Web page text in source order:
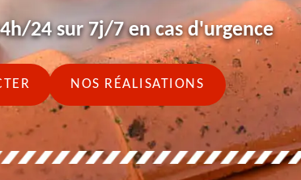
24 sur 7j/7 en cas d'urgence
NOS RÉALISATIONS